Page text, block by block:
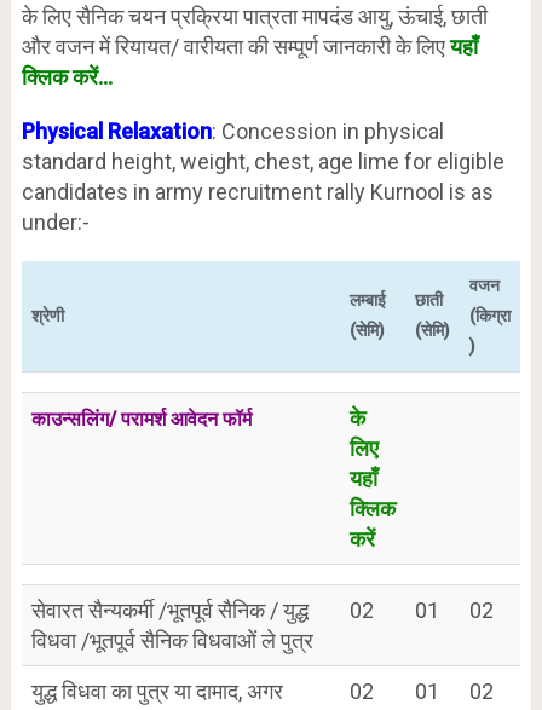
के लिए सैनिक चयन प्रक्रिया पात्रता मापदंड आयु, ऊंचाई, छाती
और वजन में रियायत/ वारीयता की सम्पूर्ण जानकारी के लिएयहाँ
क्लिक करें…
Physical Relaxation: Concession in physical
standard height, weight, chest, age lime for eligible
candidates in army recruitment rally Kurnool is as
under:-
श्रेणी
लम्बाई
(सेमि)
छाती
(सेमि)
वजन
(किग्रा
)
काउन्सलिंग/ परामर्श आवेदन फॉर्म
के
लिए
यहाँ
क्लिक
करें
सेवारत सैन्यकर्मी /भूतपूर्व सैनिक / युद्ध
विधवा /भूतपूर्व सैनिक विधवाओं ले पुत्र
02 01 02
युद्ध विधवा का पुत्र या दामाद, अगर
02 01 02